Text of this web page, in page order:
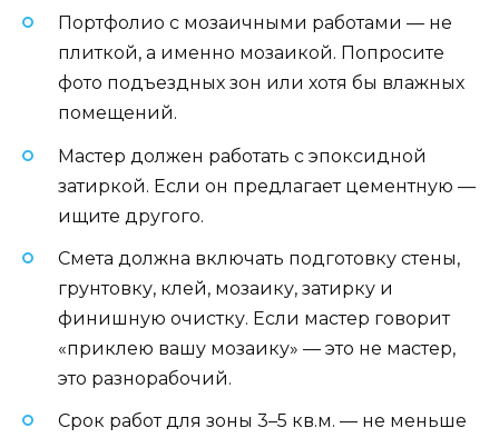
Портфолио с мозаичными работами — не
плиткой, а именно мозаикой. Попросите
фото подъездных зон или хотя бы влажных
помещений.
Мастер должен работать с эпоксидной
затиркой. Если он предлагает цементную —
ищите другого.
Смета должна включать подготовку стены,
грунтовку, клей, мозаику, затирку и
финишную очистку. Если мастер говорит
«приклею вашу мозаику» — это не мастер,
это разнорабочий.
Срок работ для зоны 3–5 кв.м. — не меньше